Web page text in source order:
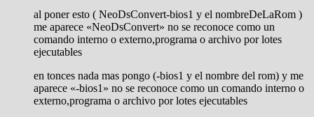
al poner esto ( NeoDsConvert-bios1 y el nombreDeLaRom )
me aparece «NeoDsConvert» no se reconoce como un
comando interno o externo,programa o archivo por lotes
ejecutables
en tonces nada mas pongo (-bios1 y el nombre del rom) y me
aparece «-bios1» no se reconoce como un comando interno o
externo,programa o archivo por lotes ejecutables